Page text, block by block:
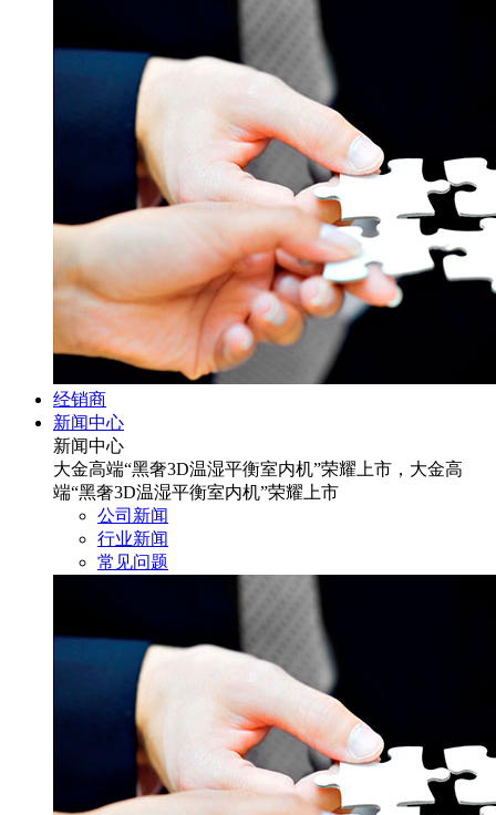
经销商
新闻中心
新闻中心
大金高端“黑奢3D温湿平衡室内机”荣耀上市，大金高
端“黑奢3D温湿平衡室内机”荣耀上市
公司新闻
行业新闻
常见问题